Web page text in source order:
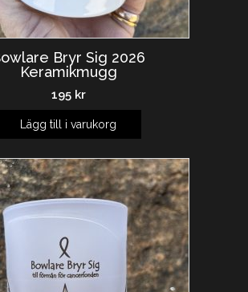
Bryr Sig 2026
Keramikmugg
195 kr
Lägg till i varukorg